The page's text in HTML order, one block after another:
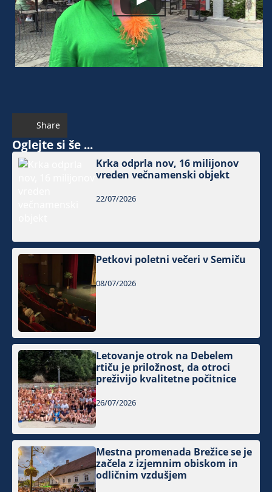
Share
Oglejte si še ...
Krka odprla nov, 16 milijonov
vreden večnamenski objekt
22/07/2026
Petkovi poletni večeri v Semiču
08/07/2026
Letovanje otrok na Debelem
rtiču je priložnost, da otroci
preživijo kvalitetne počitnice
26/07/2026
Mestna promenada Brežice se je
začela z izjemnim obiskom in
odličnim vzdušjem